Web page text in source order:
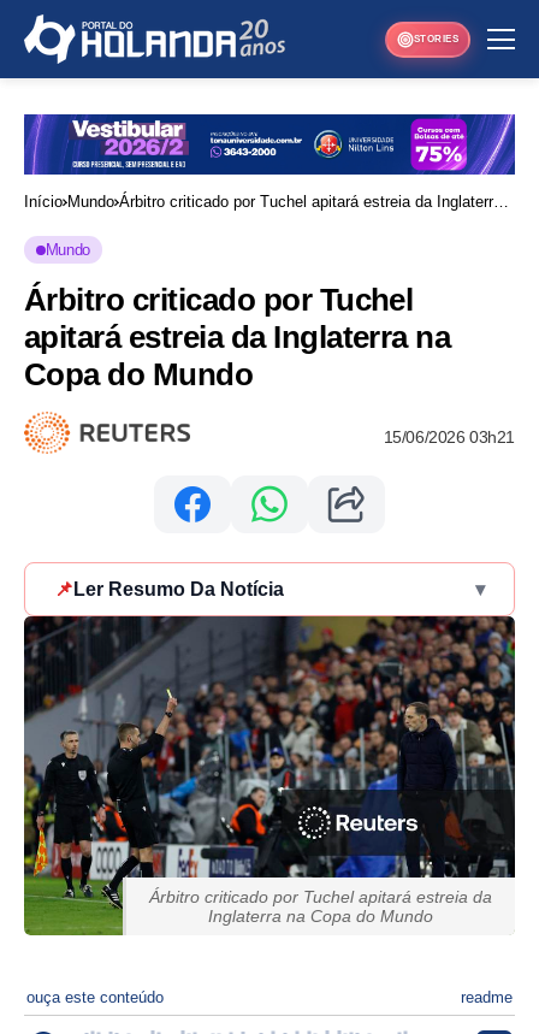
STORIES
Início Mundo Árbitro criticado por Tuchel apitará estreia da Inglaterra
Mundo
Árbitro criticado por Tuchel
apitará estreia da Inglaterra na
Copa do Mundo
15/06/2026 03h21
📌 Ler Resumo Da Notícia ▾
Árbitro criticado por Tuchel apitará estreia da
Inglaterra na Copa do Mundo
ouça este conteúdo readme